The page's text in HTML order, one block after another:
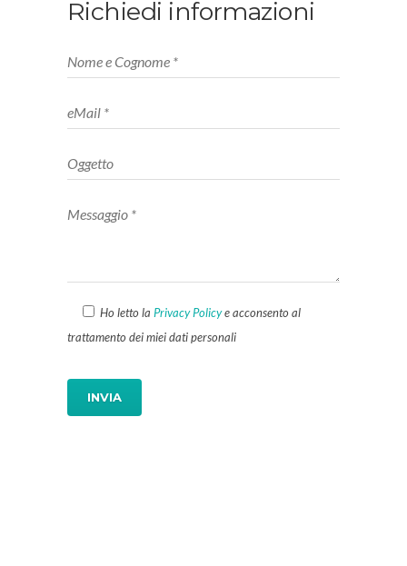
Richiedi informazioni
Ho letto la Privacy Policye acconsento al
trattamento dei miei dati personali